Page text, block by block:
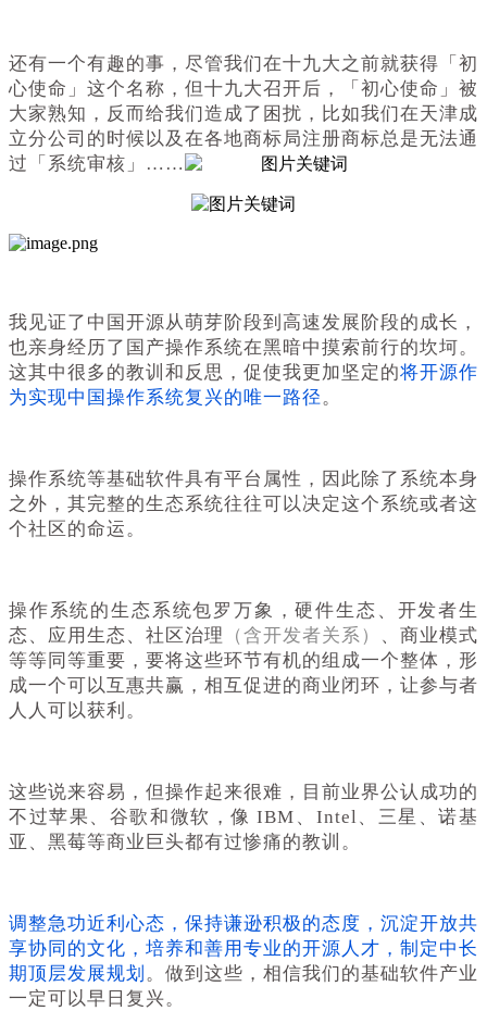
还有一个有趣的事，尽管我们在十九大之前就获得「初
心使命」这个名称，但十九大召开后，「初心使命」被
大家熟知，反而给我们造成了困扰，比如我们在天津成
立分公司的时候以及在各地商标局注册商标总是无法通
过「系统审核」……
我见证了中国开源从萌芽阶段到高速发展阶段的成长，
也亲身经历了国产操作系统在黑暗中摸索前行的坎坷。
这其中很多的教训和反思，促使我更加坚定的将开源作
为实现中国操作系统复兴的唯一路径。
操作系统等基础软件具有平台属性，因此除了系统本身
之外，其完整的生态系统往往可以决定这个系统或者这
个社区的命运。
操作系统的生态系统包罗万象，硬件生态、开发者生
态、应用生态、社区治理
（含开发者关系）
、商业模式
等等同等重要，要将这些环节有机的组成一个整体，形
成一个可以互惠共赢，相互促进的商业闭环，让参与者
人人可以获利。
这些说来容易，但操作起来很难，目前业界公认成功的
不过苹果、谷歌和微软，像 IBM、Intel、三星、诺基
亚、黑莓等商业巨头都有过惨痛的教训。
调整急功近利心态，保持谦逊积极的态度，沉淀开放共
享协同的文化，培养和善用专业的开源人才，制定中长
期顶层发展规划 。做到这些，相信我们的基础软件产业
一定可以早日复兴。